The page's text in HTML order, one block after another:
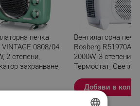
печка
0808/04,
2 степени,
захранване,
Вентилаторна
Rosberg R51970A,
2000W, 3 степени,
Термостат,
Добави в